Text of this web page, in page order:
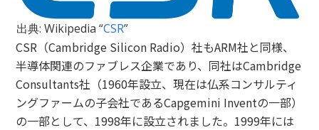
出典: Wikipedia “CSR”
CSR（Cambridge Silicon Radio）社もARM社と同様、
半導体関連のファブレス企業であり、同社はCambridge
Consultants社（1960年設立、現在は仏系コンサルティ
ングファームの子会社であるCapgemini Inventの一部）
の一部として、1998年に設立されました。1999年には